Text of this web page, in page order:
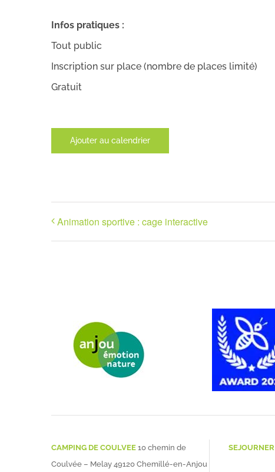
Infos pratiques :
Tout public
Inscription sur place (nombre de places limité)
Gratuit
Ajouter au calendrier
Animation sportive : cage interactive
CAMPING DE COULVEE 10 chemin de
Coulvée – Melay 49120 Chemillé-en-Anjou
SEJOURNER